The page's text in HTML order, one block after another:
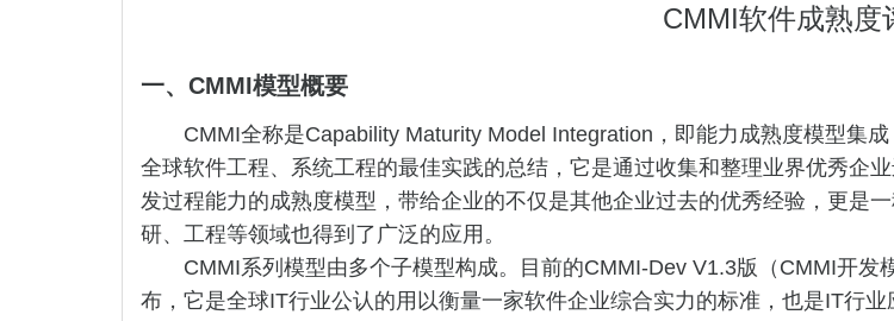
CMMI软件成熟度
一、 CMMI模型概要
CMMI全称是Capability Maturity Model Integration，即能力成熟度模型集
全球软件工程、系统工程的最佳实践的总结，它是通过收集和整理业界优秀企
发过程能力的成熟度模型，带给企业的不仅是其他企业过去的优秀经验，更是
研、工程等领域也得到了广泛的应用。
CMMI系列模型由多个子模型构成。目前的CMMI-Dev V1.3版（CMMI开发
布，它是全球IT行业公认的用以衡量一家软件企业综合实力的标准，也是IT行业